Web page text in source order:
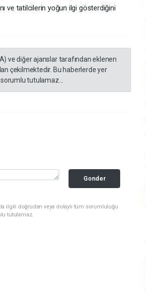
ve tatilcilerin yoğun ilgi gösterdiğini
ve diğer ajanslar tarafından eklenen
çekilmektedir. Bu haberlerde yer
tutulamaz...
Gonder
ilgili doğrudan veya dolaylı tüm sorumluluğu
tutulamaz.